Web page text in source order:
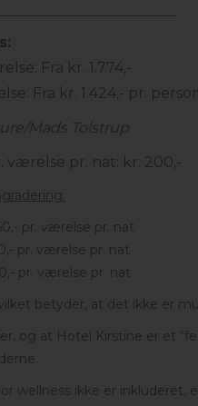
Fra kr. 1.774,-
Fra kr. 1.424,- pr.
Mads Tolstrup
pr. nat: kr. 200,-
pr. værelse pr. nat
pr. værelse pr. nat
pr. værelse pr. nat
betyder, at det ikke er
og at Hotel Kirstine er et
wellness ikke er inkluderet,